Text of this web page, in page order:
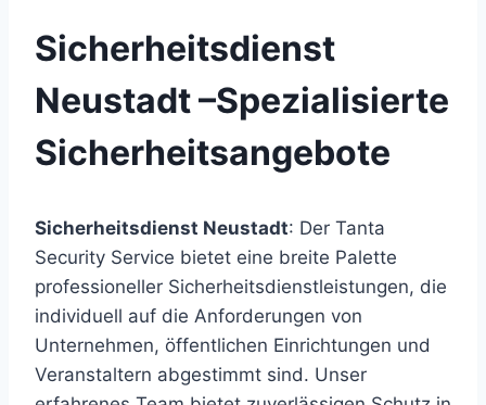
Sicherheitsdienst
Neustadt –Spezialisierte
Sicherheitsangebote
Sicherheitsdienst Neustadt: Der Tanta
Security Service bietet eine breite Palette
professioneller Sicherheitsdienstleistungen, die
individuell auf die Anforderungen von
Unternehmen, öffentlichen Einrichtungen und
Veranstaltern abgestimmt sind. Unser